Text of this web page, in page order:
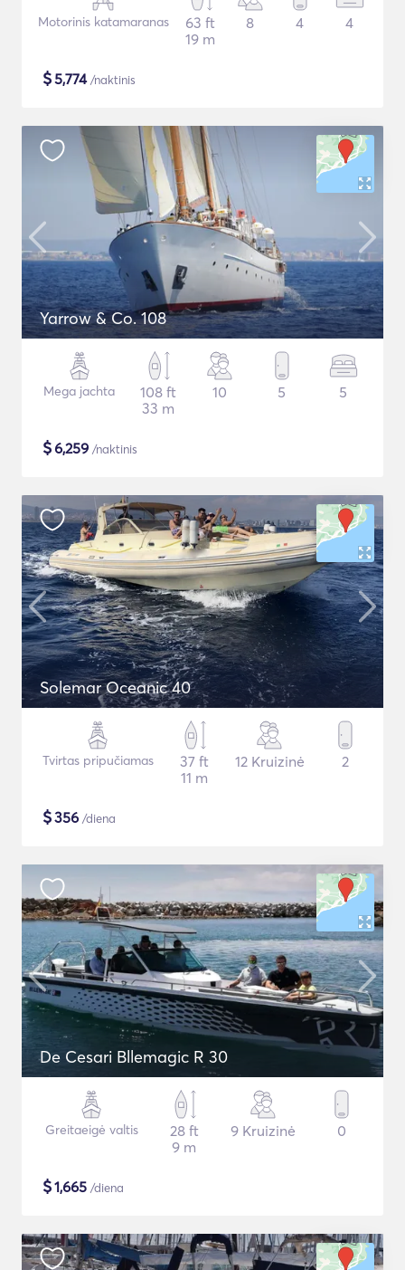
Motorinis katamaranas
63 ft
19 m
8 4 4
$5,774/naktinis
Yarrow & Co. 108
Mega jachta
108 ft
33 m
10 5 5
$6,259 /naktinis
Solemar Oceanic 40
Tvirtas pripučiamas
37 ft
11 m
12 Kruizinė 2
$356 /diena
De Cesari Bllemagic R 30
Greitaeigė valtis
28 ft
9 m
9 Kruizinė 0
$1,665 /diena